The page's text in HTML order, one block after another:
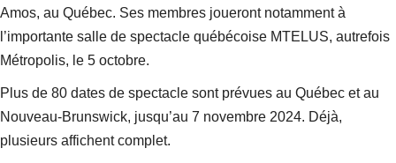
Amos, au Québec. Ses membres joueront notamment à
l’importante salle de spectacle québécoise MTELUS, autrefois
Métropolis, le 5 octobre.
Plus de 80 dates de spectacle sont prévues au Québec et au
Nouveau-Brunswick, jusqu’au 7 novembre 2024. Déjà,
plusieurs affichent complet.